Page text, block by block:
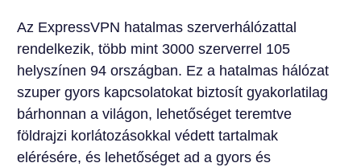
Az ExpressVPN hatalmas szerverhálózattal
rendelkezik, több mint 3000 szerverrel 105
helyszínen 94 országban. Ez a hatalmas hálózat
szuper gyors kapcsolatokat biztosít gyakorlatilag
bárhonnan a világon, lehetőséget teremtve
földrajzi korlátozásokkal védett tartalmak
elérésére, és lehetőséget ad a gyors és